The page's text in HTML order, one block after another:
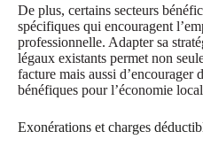
De plus, certains secteurs
spécifiques qui encouragent
professionnelle. Adapter sa
légaux existants permet non
facture mais aussi d’encourager
bénéfiques pour l’économie
Exonérations et charges